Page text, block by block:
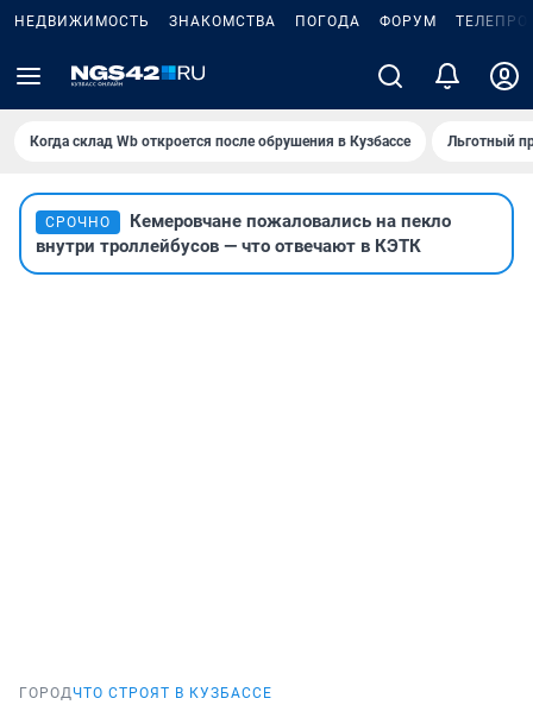
НЕДВИЖИМОСТЬ ЗНАКОМСТВА ПОГОДА ФОРУМ
Когда склад Wb откроется после обрушения в Кузбассе Льготный
СРОЧНО
Кемеровчане пожаловались на пекло
внутри троллейбусов — что отвечают в КЭТК
ГОРОДЧТО СТРОЯТ В КУЗБАССЕ